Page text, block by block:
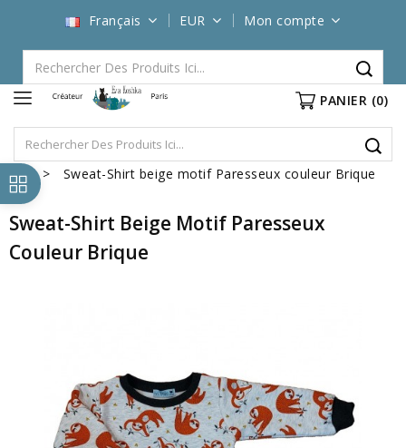
Français EUR Mon compte
PANIER (0)
Sweat-Shirt beige motif Paresseux couleur Brique
Sweat-Shirt Beige Motif Paresseux
Couleur Brique